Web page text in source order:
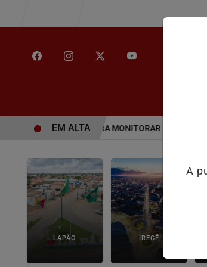
CONSULTIVO PARA MONITORAR
EM ALTA
LAPÃO IRECÊ
A